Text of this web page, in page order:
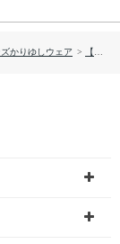
かりゆしウェア > 【送料無料】デイゴ柄 長袖 かりゆしウェア P-SAEM1928